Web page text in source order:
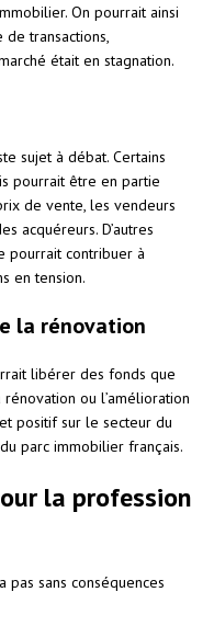
On pourrait ainsi
transactions,
était en stagnation.
sujet à débat. Certains
pourrait être en partie
de vente, les vendeurs
acquéreurs. D’autres
pourrait contribuer à
en tension.
la rénovation
libérer des fonds que
ou l’amélioration
positif sur le secteur du
parc immobilier français.
la profession
sans conséquences